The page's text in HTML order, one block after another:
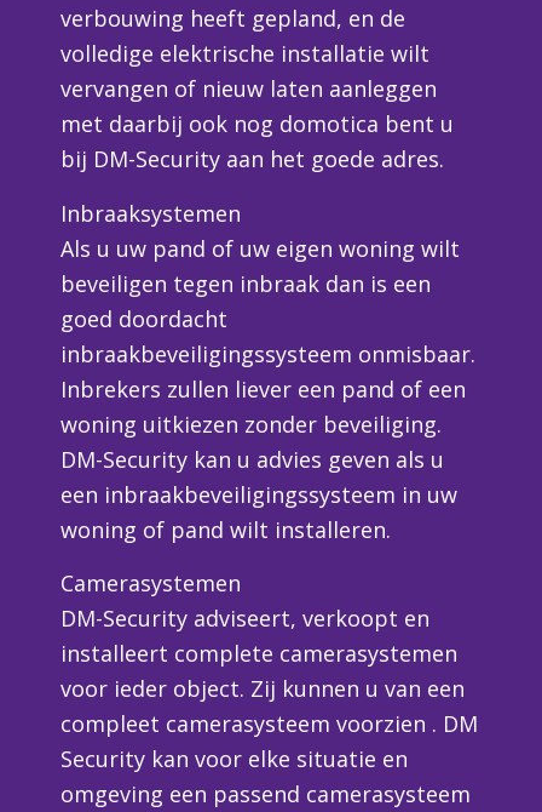
verbouwing heeft gepland, en de
volledige elektrische installatie wilt
vervangen of nieuw laten aanleggen
met daarbij ook nog domotica bent u
bij DM-Security aan het goede adres.
Inbraaksystemen
Als u uw pand of uw eigen woning wilt
beveiligen tegen inbraak dan is een
goed doordacht
inbraakbeveiligingssysteem onmisbaar.
Inbrekers zullen liever een pand of een
woning uitkiezen zonder beveiliging.
DM-Security kan u advies geven als u
een inbraakbeveiligingssysteem in uw
woning of pand wilt installeren.
Camerasystemen
DM-Security adviseert, verkoopt en
installeert complete camerasystemen
voor ieder object. Zij kunnen u van een
compleet camerasysteem voorzien . DM
Security kan voor elke situatie en
omgeving een passend camerasysteem